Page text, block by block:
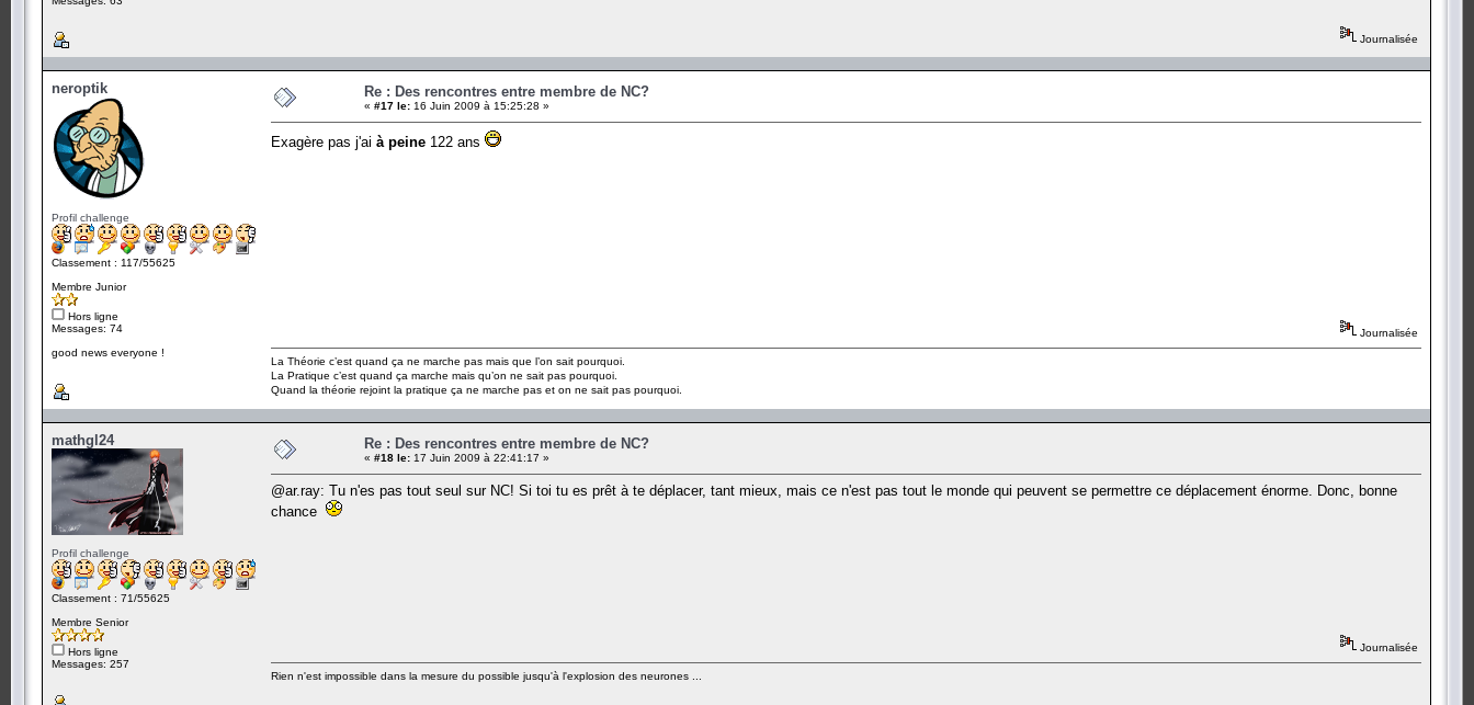
Journalisée
neroptik
Profil challenge
Classement : 117/55625
Membre Junior
Hors ligne
Messages: 74
good news everyone !
Re : Des rencontres entre membre de NC?
« #17 le: 16 Juin 2009 à 15:25:28 »
Exagère pas j'ai à peine 122 ans
Journalisée
La Théorie c’est quand ça ne marche pas mais que l’on sait pourquoi.
La Pratique c’est quand ça marche mais qu’on ne sait pas pourquoi.
Quand la théorie rejoint la pratique ça ne marche pas et on ne sait pas pourquoi.
mathgl24
Profil challenge
Classement : 71/55625
Membre Senior
Hors ligne
Messages: 257
Re : Des rencontres entre membre de NC?
« #18 le: 17 Juin 2009 à 22:41:17 »
@ar.ray: Tu n'es pas tout seul sur NC! Si toi tu es prêt à te déplacer, tant mieux, mais ce n'est pas tout le monde qui peuvent se permettre ce déplacement énorme. Donc, bonne
chance
Journalisée
Rien n'est impossible dans la mesure du possible jusqu'à l'explosion des neurones ...